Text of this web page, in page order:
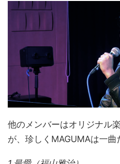
他のメンバーはオリジナル
が、珍しくMAGUMAは一曲